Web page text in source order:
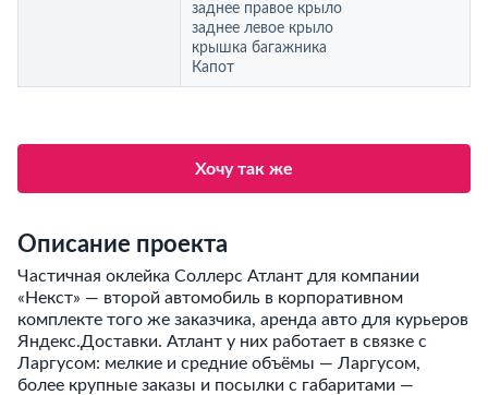
заднее правое крыло
заднее левое крыло
крышка багажника
Капот
Хочу так же
Описание проекта
Частичная оклейка Соллерс Атлант для компании
«Некст» — второй автомобиль в корпоративном
комплекте того же заказчика, аренда авто для курьеров
Яндекс.Доставки. Атлант у них работает в связке с
Ларгусом: мелкие и средние объёмы — Ларгусом,
более крупные заказы и посылки с габаритами —